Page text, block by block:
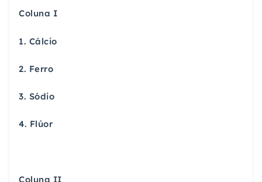
Coluna I
1. Cálcio
2. Ferro
3. Sódio
4. Flúor
Coluna II